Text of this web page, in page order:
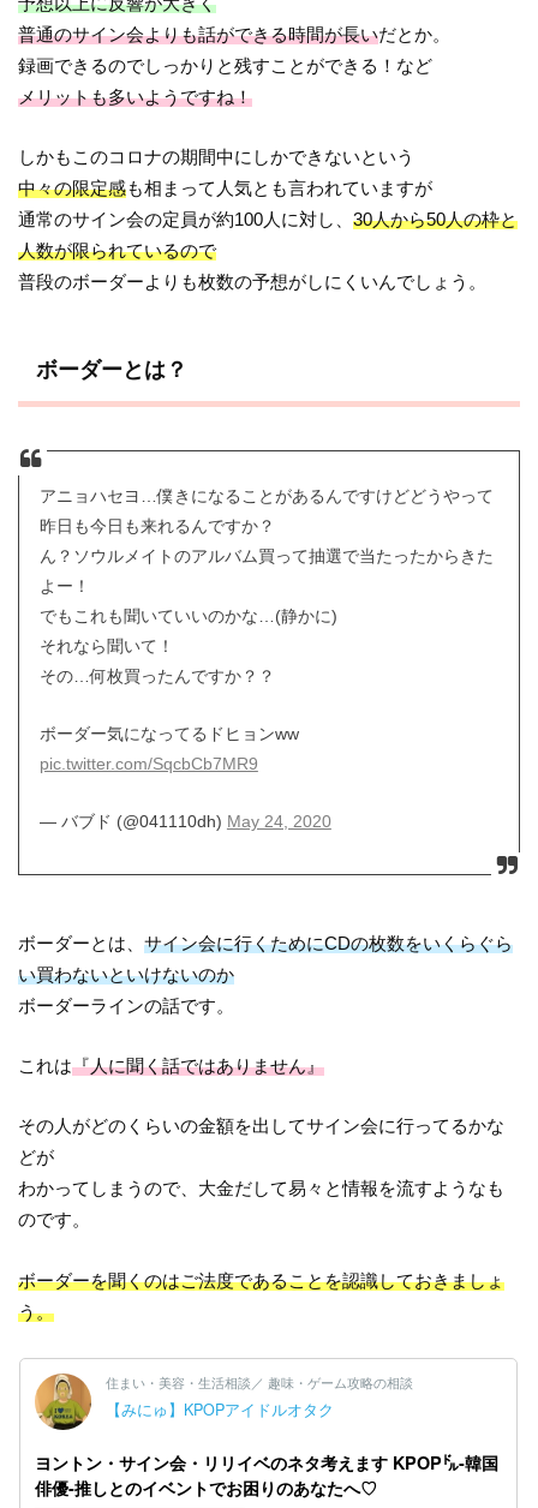
普通のサイン会よりも話ができる時間が長いだとか。
録画できるのでしっかりと残すことができる！など
メリットも多いようですね！
しかもこのコロナの期間中にしかできないという
中々の限定感も相まって人気とも言われていますが
通常のサイン会の定員が約100人に対し、30人から50人の枠と
人数が限られているので
普段のボーダーよりも枚数の予想がしにくいんでしょう。
ボーダーとは？
アニョハセヨ…僕きになることがあるんですけどどうやって
昨日も今日も来れるんですか？
ん？ソウルメイトのアルバム買って抽選で当たったからきた
よー！
でもこれも聞いていいのかな…(静かに)
それなら聞いて！
その…何枚買ったんですか？？
ボーダー気になってるドヒョンww
pic.twitter.com/SqcbCb7MR9
— バブド (@041110dh) May 24, 2020
ボーダーとは、サイン会に行くためにCDの枚数をいくらぐら
い買わないといけないのか
ボーダーラインの話です。
これは『人に聞く話ではありません』
その人がどのくらいの金額を出してサイン会に行ってるかな
どが
わかってしまうので、大金だして易々と情報を流すようなも
のです。
ボーダーを聞くのはご法度であることを認識しておきましょ
う。